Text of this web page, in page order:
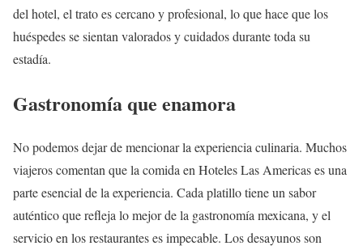
del hotel, el trato es cercano y profesional, lo que hace que los
huéspedes se sientan valorados y cuidados durante toda su
estadía.
Gastronomía que enamora
No podemos dejar de mencionar la experiencia culinaria. Muchos
viajeros comentan que la comida en Hoteles Las Americas es una
parte esencial de la experiencia. Cada platillo tiene un sabor
auténtico que refleja lo mejor de la gastronomía mexicana, y el
servicio en los restaurantes es impecable. Los desayunos son